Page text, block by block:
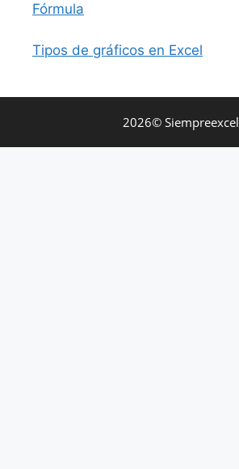
Fórmula
Tipos de gráficos en Excel
2026© Siempreexcel